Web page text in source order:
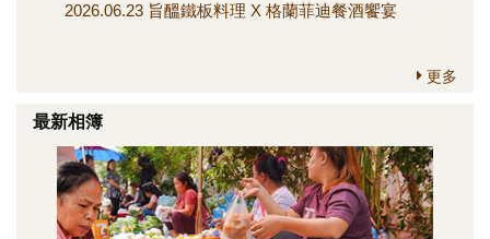
2026.06.23 旨醞鐵板料理 X 格蘭菲迪餐酒饗宴
更多
最新相簿